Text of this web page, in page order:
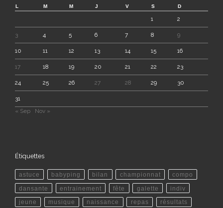
L
M M J V S D
1 2
3 4 5 6 7 8 9
10 11 12 13 14 15 16
17 18 19 20 21 22 23
24 25 26 27 28 29 30
31
« Sep
Nov »
Étiquettes
astuce babyping bilan championnat compo
dansante entrainement fête galette indiv
jeune musique naissance repas résultats